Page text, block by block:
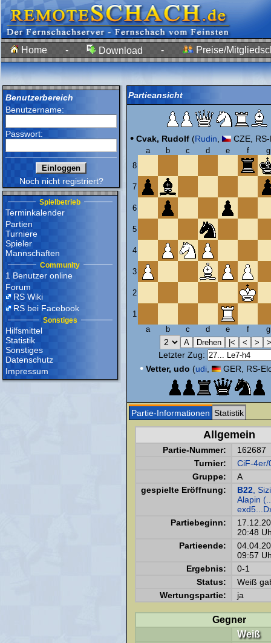
Home - Download - Preise/
Benutzerbereich
Benutzername:
Passwort:
Noch nicht registriert?
Spielbetrieb
Terminkalender
Partien
Turniere
Spieler
Mannschaften
Community
1 Benutzer online
Forum
RS Wiki
RS bei Facebook
Sonstiges
Hilfsmittel
Statistik
Sonstiges
Datenschutz
Impressum
Partieansicht
• Cvak, Rudolf (Rudin CZE,
a b c d e f
g
8
7
6
5
4
3
2
1
a
b c d e f g
Letzter Zug:
• Vetter, udo (udi, GER, RS-
Partie-Informationen Statistik
Allgemein
Partie-Nummer:
162687
Turnier:
CiF-4er/
Gruppe:
A
gespielte Eröffnung:
B22 ,
Alapin
Partiebeginn:
20:48
Partieende:
09:57
Ergebnis:
0-1
Status:
Weiß
Wertungspartie:
ja
Gegner
Weiß